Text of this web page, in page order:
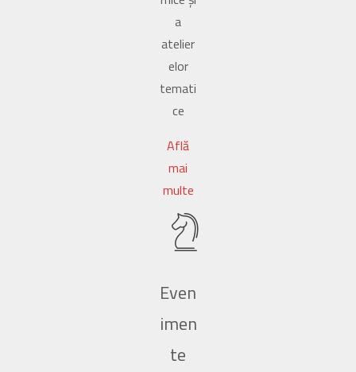
a
atelier
elor
temati
ce
Află
mai
multe
Even
imen
te